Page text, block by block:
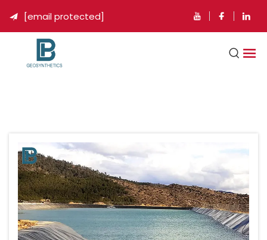
 [email protected]